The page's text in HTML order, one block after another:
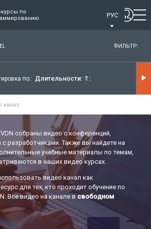
по
РУС
ФИЛЬТР:
по: Длительности: ⇑
канал
собраны видео с конференций,
разработчиками. Также вы найдете на
учебные материалы по темам,
в наших видео курсах.
видео канал как
для тех, кто проходит обучение по
Все видео на канале всвободном